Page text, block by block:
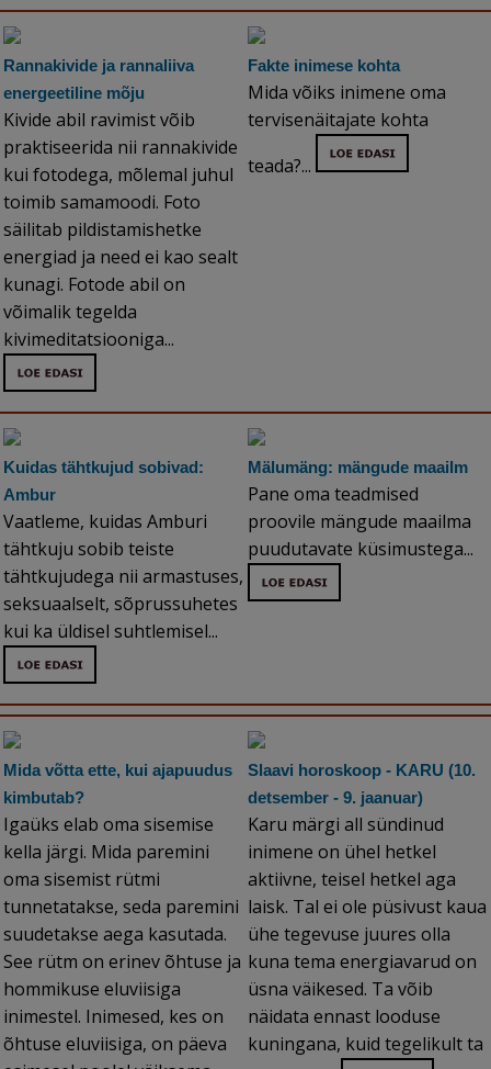
Rannakivide ja rannaliiva
energeetiline mõju
Kivide abil ravimist võib
praktiseerida nii rannakivide
kui fotodega, mõlemal juhul
toimib samamoodi. Foto
säilitab pildistamishetke
energiad ja need ei kao sealt
kunagi. Fotode abil on
võimalik tegelda
kivimeditatsiooniga...
Fakte inimese kohta
Mida võiks inimene oma
tervisenäitajate kohta
teada?...
Kuidas tähtkujud sobivad:
Ambur
Vaatleme, kuidas Amburi
tähtkuju sobib teiste
tähtkujudega nii armastuses,
seksuaalselt, sõprussuhetes
kui ka üldisel suhtlemisel...
Mälumäng: mängude maailm
Pane oma teadmised
proovile mängude maailma
puudutavate küsimustega...
Mida võtta ette, kui ajapuudus
kimbutab?
Igaüks elab oma sisemise
kella järgi. Mida paremini
oma sisemist rütmi
tunnetatakse, seda paremini
suudetakse aega kasutada.
See rütm on erinev õhtuse ja
hommikuse eluviisiga
inimestel. Inimesed, kes on
õhtuse eluviisiga, on päeva
Slaavi horoskoop - KARU (10.
detsember - 9. jaanuar)
Karu märgi all sündinud
inimene on ühel hetkel
aktiivne, teisel hetkel aga
laisk. Tal ei ole püsivust kaua
ühe tegevuse juures olla
kuna tema energiavarud on
üsna väikesed. Ta võib
näidata ennast looduse
kuningana, kuid tegelikult ta